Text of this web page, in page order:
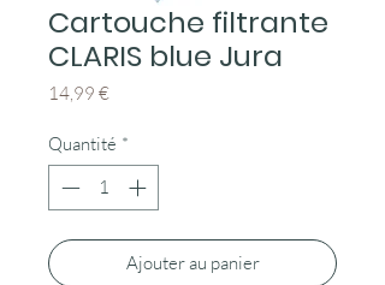
Cartouche filtrante
CLARIS blue Jura
14,99 €
Quantité *
Ajouter au panier